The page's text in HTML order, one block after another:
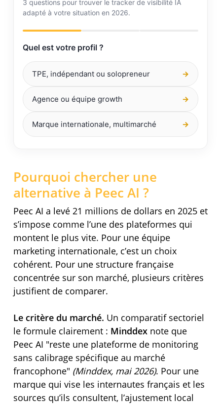
3 questions pour trouver le tracker de visibilité IA
adapté à votre situation en 2026.
Quel est votre profil ?
TPE, indépendant ou solopreneur →
Agence ou équipe growth →
Marque internationale, multimarché →
Pourquoi chercher une
alternative à Peec AI ?
Peec AI a levé 21 millions de dollars en 2025 et
s’impose comme l’une des plateformes qui
montent le plus vite. Pour une équipe
marketing internationale, c’est un choix
cohérent. Pour une structure française
concentrée sur son marché, plusieurs critères
justifient de comparer.
Le critère du marché. Un comparatif sectoriel
le formule clairement : Minddexnote que
Peec AI reste une plateforme de monitoring
sans calibrage spécifique au marché
francophone (Minddex, mai 2026). Pour une
marque qui vise les internautes français et les
sources qu’ils consultent, l’ajustement local